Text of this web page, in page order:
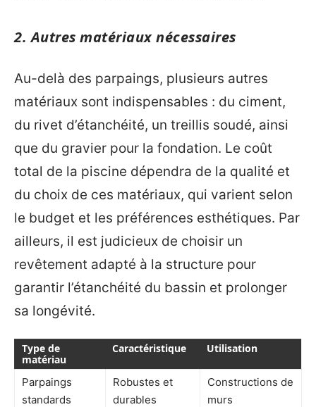
2. Autres matériaux nécessaires
Au-delà des parpaings, plusieurs autres
matériaux sont indispensables : du ciment,
du rivet d’étanchéité, un treillis soudé, ainsi
que du gravier pour la fondation. Le coût
total de la piscine dépendra de la qualité et
du choix de ces matériaux, qui varient selon
le budget et les préférences esthétiques. Par
ailleurs, il est judicieux de choisir un
revêtement adapté à la structure pour
garantir l’étanchéité du bassin et prolonger
sa longévité.
Type de
matériau
Caractéristique Utilisation
Parpaings
standards
Robustes et
durables
Constructions de
murs